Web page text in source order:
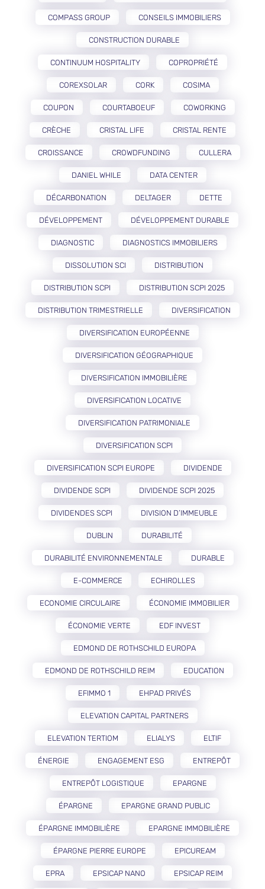
COMPASS GROUP CONSEILS IMMOBILIERS
CONSTRUCTION DURABLE
CONTINUUM HOSPITALITY COPROPRIÉTÉ
COREXSOLAR CORK COSIMA
COUPON COURTABOEUF COWORKING
CRÈCHE CRISTAL LIFE CRISTAL RENTE
CROISSANCE CROWDFUNDING CULLERA
DANIEL WHILE DATA CENTER
DÉCARBONATION DELTAGER DETTE
DÉVELOPPEMENT DÉVELOPPEMENT DURABLE
DIAGNOSTIC DIAGNOSTICS IMMOBILIERS
DISSOLUTION SCI DISTRIBUTION
DISTRIBUTION SCPI DISTRIBUTION SCPI 2025
DISTRIBUTION TRIMESTRIELLE DIVERSIFICATION
DIVERSIFICATION EUROPÉENNE
DIVERSIFICATION GÉOGRAPHIQUE
DIVERSIFICATION IMMOBILIÈRE
DIVERSIFICATION LOCATIVE
DIVERSIFICATION PATRIMONIALE
DIVERSIFICATION SCPI
DIVERSIFICATION SCPI EUROPE DIVIDENDE
DIVIDENDE SCPI DIVIDENDE SCPI 2025
DIVIDENDES SCPI DIVISION D’IMMEUBLE
DUBLIN DURABILITÉ
DURABILITÉ ENVIRONNEMENTALE DURABLE
E-COMMERCE ECHIROLLES
ECONOMIE CIRCULAIRE ÉCONOMIE IMMOBILIER
ÉCONOMIE VERTE EDF INVEST
EDMOND DE ROTHSCHILD EUROPA
EDMOND DE ROTHSCHILD REIM EDUCATION
EFIMMO 1 EHPAD PRIVÉS
ELEVATION CAPITAL PARTNERS
ELEVATION TERTIOM ELIALYS ELTIF
ÉNERGIE ENGAGEMENT ESG ENTREPÔT
ENTREPÔT LOGISTIQUE EPARGNE
ÉPARGNE EPARGNE GRAND PUBLIC
ÉPARGNE IMMOBILIÈRE EPARGNE IMMOBILIÈRE
ÉPARGNE PIERRE EUROPE EPICUREAM
EPRA EPSICAP NANO EPSICAP REIM